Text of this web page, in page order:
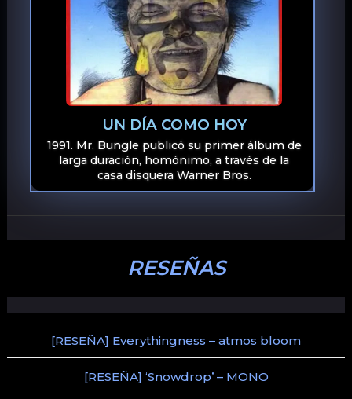
UN DÍA COMO HOY
1991. Mr. Bungle publicó su primer álbum de
larga duración, homónimo, a través de la
casa disquera Warner Bros.
RESEÑAS
[RESEÑA] Everythingness – atmos bloom
[RESEÑA] ‘Snowdrop’ – MONO